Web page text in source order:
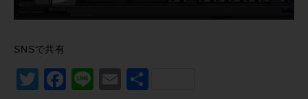
SNSで共有
Twitter
Facebook
LineEmail